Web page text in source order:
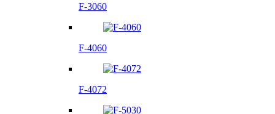
F-3060
F-4060
F-4072